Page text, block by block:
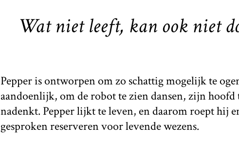
Wat niet leeft, kan ook niet
Pepper is ontworpen om zo schattig mogelijk te
aandoenlijk, om de robot te zien dansen, zijn
nadenkt. Pepper lijkt te leven, en daarom roept hij
gesproken reserveren voor levende wezens.